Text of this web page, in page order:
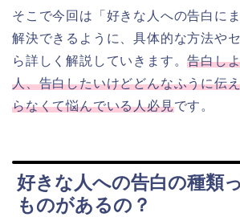
そこで今回は「好きな人への告白に
解決できるように、具体的な方法や
ら詳しく解説していきます。告白し
人、告白したいけどどんなふうに伝
らなくて悩んでいる人必見です。
好きな人への告白の種類
ものがあるの？